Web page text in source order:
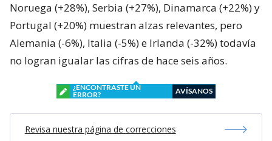
Noruega (+28%), Serbia (+27%), Dinamarca (+22%) y
Portugal (+20%) muestran alzas relevantes, pero
Alemania (-6%), Italia (-5%) e Irlanda (-32%) todavía
no logran igualar las cifras de hace seis años.
¿ENCONTRASTE UN
ERROR?
AVÍSANOS
Revisa nuestra página de correcciones